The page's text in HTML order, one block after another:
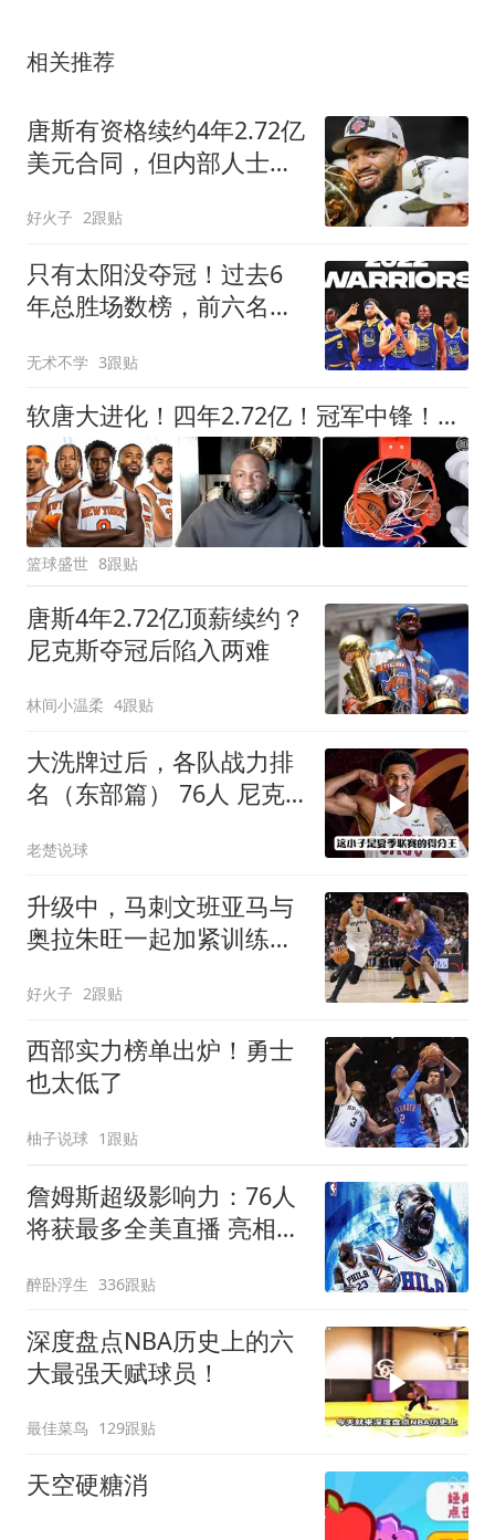
相关推荐
唐斯有资格续约4年2.72亿
美元合同，但内部人士质
好火子 2跟贴
只有太阳没夺冠！过去6
年总胜场数榜，前六名有
无术不学 3跟贴
软唐大进化！四年2.72亿！冠军中锋！要不要降薪？
篮球盛世 8跟贴
唐斯4年2.72亿顶薪续约？
尼克斯夺冠后陷入两难
林间小温柔 4跟贴
大洗牌过后，各队战力排
名（东部篇） 76人 尼克
老楚说球
升级中，马刺文班亚马与
奥拉朱旺一起加紧训练，
好火子 2跟贴
西部实力榜单出炉！勇士
也太低了
柚子说球 1跟贴
詹姆斯超级影响力：76人
将获最多全美直播 亮相揭
醉卧浮生 336跟贴
深度盘点NBA历史上的六
大最强天赋球员！
最佳菜鸟 129跟贴
天空硬糖消